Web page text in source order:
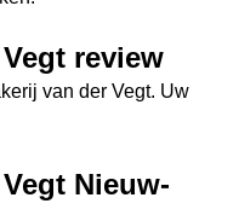
review
van der Vegt. Uw
Nieuw-